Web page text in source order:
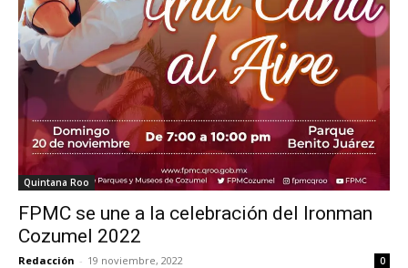
Quintana Roo
FPMC se une a la celebración del Ironman
Cozumel 2022
Redacción - 19 noviembre, 2022 0